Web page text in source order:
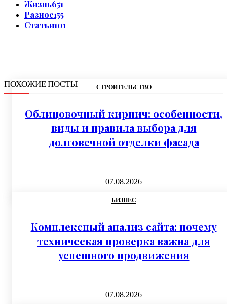
Жизнь651
Разное155
Статьи101
ПОХОЖИЕ ПОСТЫ СТРОИТЕЛЬСТВО
Облицовочный кирпич: особенности,
виды и правила выбора для
долговечной отделки фасада
07.08.2026
БИЗНЕС
Комплексный анализ сайта: почему
техническая проверка важна для
успешного продвижения
07.08.2026